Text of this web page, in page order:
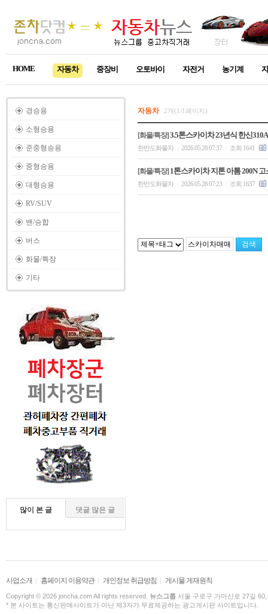
HOME 자동차 중장비 오토바이 자전거 농기계
경승용
소형승용
준중형승용
중형승용
대형승용
RV/SUV
밴/승합
버스
화물/특장
기타
많이 본 글 댓글 많은 글
자동차 2개(1/1페이지)
[화물/특장] 3.5톤스카이차 23년식 한신
한반도화물차 2026.05.28 07:37 조회 1641
[화물/특장] 1톤스카이차 지톤 아톰 200N
한반도화물차 2026.05.28 07:23 조회 1637
사업소개 | 홈페이지 이용약관| 개인정보 취급방침 | 게시물 게재원칙
Copyright © 2026 joncha.com All rights reserved. 뉴스그룹 서울 구로구 가마산로 27길
* 본 사이트는 통신판매사이트가 아닌 제3자가 무료제공하는 광고게시판 사이트입니다.